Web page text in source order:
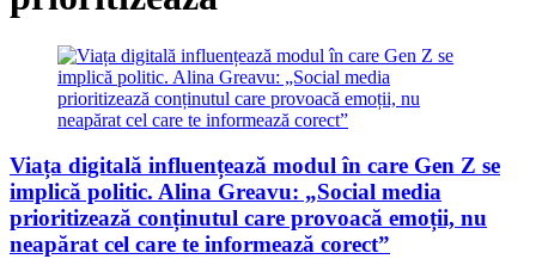
Viața digitală influențează modul în care Gen Z se
implică politic. Alina Greavu: „Social media
prioritizează conținutul care provoacă emoții, nu
neapărat cel care te informează corect”